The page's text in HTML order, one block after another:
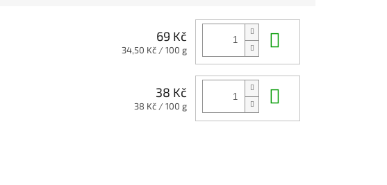
69 Kč
Měrná
34,50 Kč / 100 g
38 Kč
Měrná
38 Kč / 100 g